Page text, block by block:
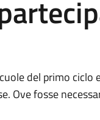
del primo ciclo
Ove fosse